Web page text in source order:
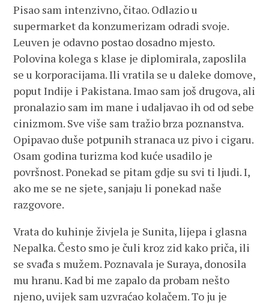
Pisao sam intenzivno, čitao. Odlazio u
supermarket da konzumerizam odradi svoje.
Leuven je odavno postao dosadno mjesto.
Polovina kolega s klase je diplomirala, zaposlila
se u korporacijama. Ili vratila se u daleke domove,
poput Indije i Pakistana. Imao sam još drugova, ali
pronalazio sam im mane i udaljavao ih od od sebe
cinizmom. Sve više sam tražio brza poznanstva.
Opipavao duše potpunih stranaca uz pivo i cigaru.
Osam godina turizma kod kuće usadilo je
površnost. Ponekad se pitam gdje su svi ti ljudi. I,
ako me se ne sjete, sanjaju li ponekad naše
razgovore.
Vrata do kuhinje živjela je Sunita, lijepa i glasna
Nepalka. Često smo je čuli kroz zid kako priča, ili
se svađa s mužem. Poznavala je Suraya, donosila
mu hranu. Kad bi me zapalo da probam nešto
njeno, uvijek sam uzvraćao kolačem. To ju je